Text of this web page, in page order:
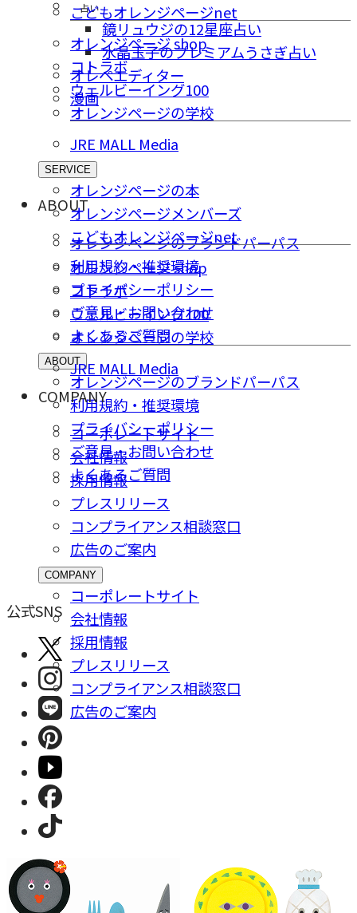
占い
鏡リュウジの12星座占い
水晶玉子のプレミアムうさぎ占い
オレペエディター
漫画
こどもオレンジページnet
オレンジページ shop
コトラボ
ウェルビーイング100
オレンジページの学校
JRE MALL Media
SERVICE
オレンジページの本
オレンジページメンバーズ
こどもオレンジページnet
オレンジページ shop
コトラボ
ウェルビーイング100
オレンジページの学校
JRE MALL Media
ABOUT
オレンジページのブランドパーパス
利用規約・推奨環境
プライバシーポリシー
ご意⾒・お問い合わせ
よくあるご質問
ABOUT
オレンジページのブランドパーパス
利用規約・推奨環境
プライバシーポリシー
ご意⾒・お問い合わせ
よくあるご質問
COMPANY
コーポレートサイト
会社情報
採⽤情報
プレスリリース
コンプライアンス相談窓⼝
広告のご案内
COMPANY
コーポレートサイト
会社情報
採⽤情報
プレスリリース
コンプライアンス相談窓⼝
広告のご案内
公式SNS